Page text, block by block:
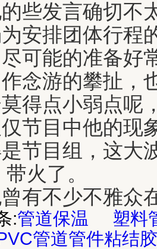
些发言确切不
安排团体行程
可能的准备好
念游的攀扯，
得点小弱点呢
节目中他的现
节目组，这大
火了。
有不少不雅众
:管道保温
塑料
管道管件粘结胶